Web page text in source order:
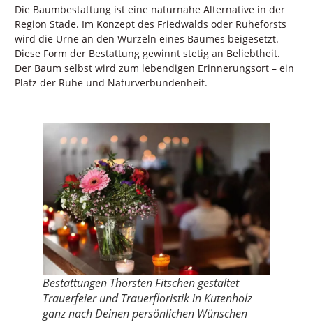
Die Baumbestattung ist eine naturnahe Alternative in der
Region Stade. Im Konzept des Friedwalds oder Ruheforsts
wird die Urne an den Wurzeln eines Baumes beigesetzt.
Diese Form der Bestattung gewinnt stetig an Beliebtheit.
Der Baum selbst wird zum lebendigen Erinnerungsort – ein
Platz der Ruhe und Naturverbundenheit.
Bestattungen Thorsten Fitschen gestaltet
Trauerfeier und Trauerfloristik in Kutenholz
ganz nach Deinen persönlichen Wünschen